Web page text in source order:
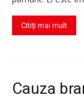
Citiți mai mult
Cauza